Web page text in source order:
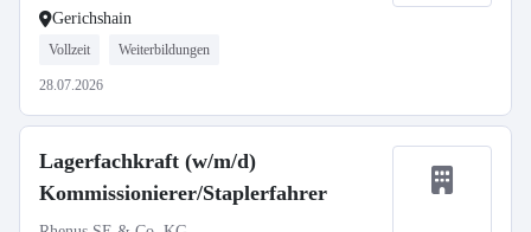
Gerichshain
Vollzeit Weiterbildungen
28.07.2026
Lagerfachkraft (w/m/d)
Kommissionierer/Staplerfahrer